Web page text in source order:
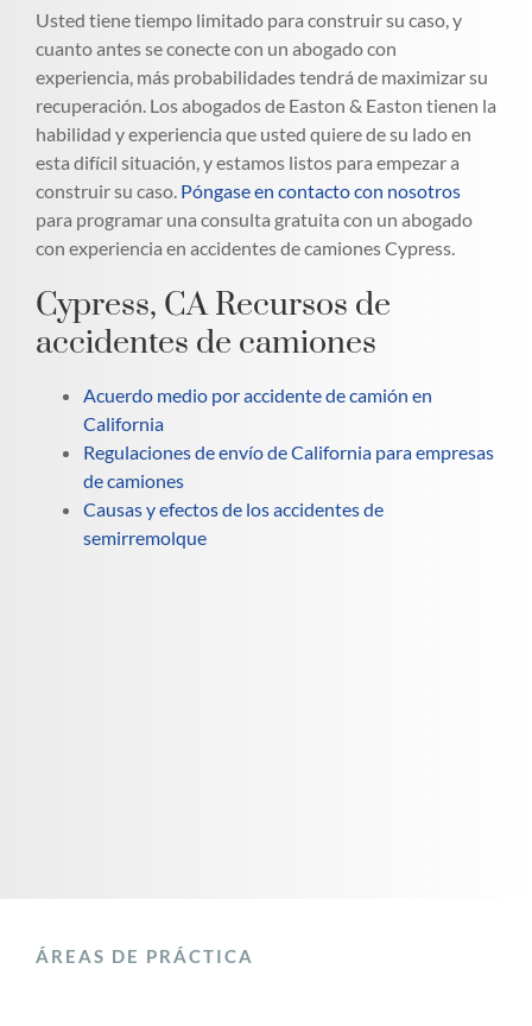
ÁREAS DE PRÁCTICA
Usted tiene tiempo limitado para construir su caso, y
cuanto antes se conecte con un abogado con
experiencia, más probabilidades tendrá de maximizar su
recuperación. Los abogados de Easton & Easton tienen la
habilidad y experiencia que usted quiere de su lado en
esta difícil situación, y estamos listos para empezar a
construir su caso. Póngase en contacto con nosotros
para programar una consulta gratuita con un abogado
con experiencia en accidentes de camiones Cypress.
Cypress, CA Recursos de
accidentes de camiones
Acuerdo medio por accidente de camión en
California
Regulaciones de envío de California para empresas
de camiones
Causas y efectos de los accidentes de
semirremolque